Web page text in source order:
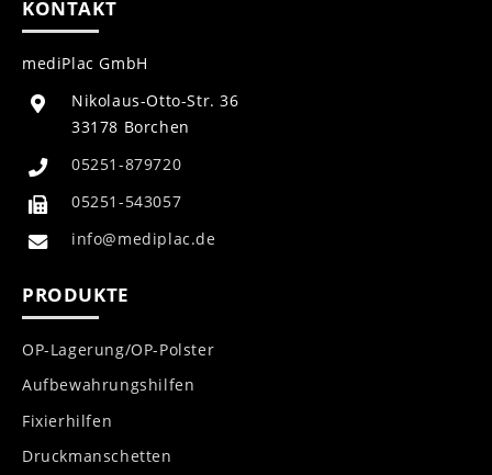
KONTAKT
mediPlac GmbH
Nikolaus-Otto-Str. 36
33178 Borchen
05251-879720
05251-543057
info@mediplac.de
PRODUKTE
OP-Lagerung/OP-Polster
Aufbewahrungshilfen
Fixierhilfen
Druckmanschetten